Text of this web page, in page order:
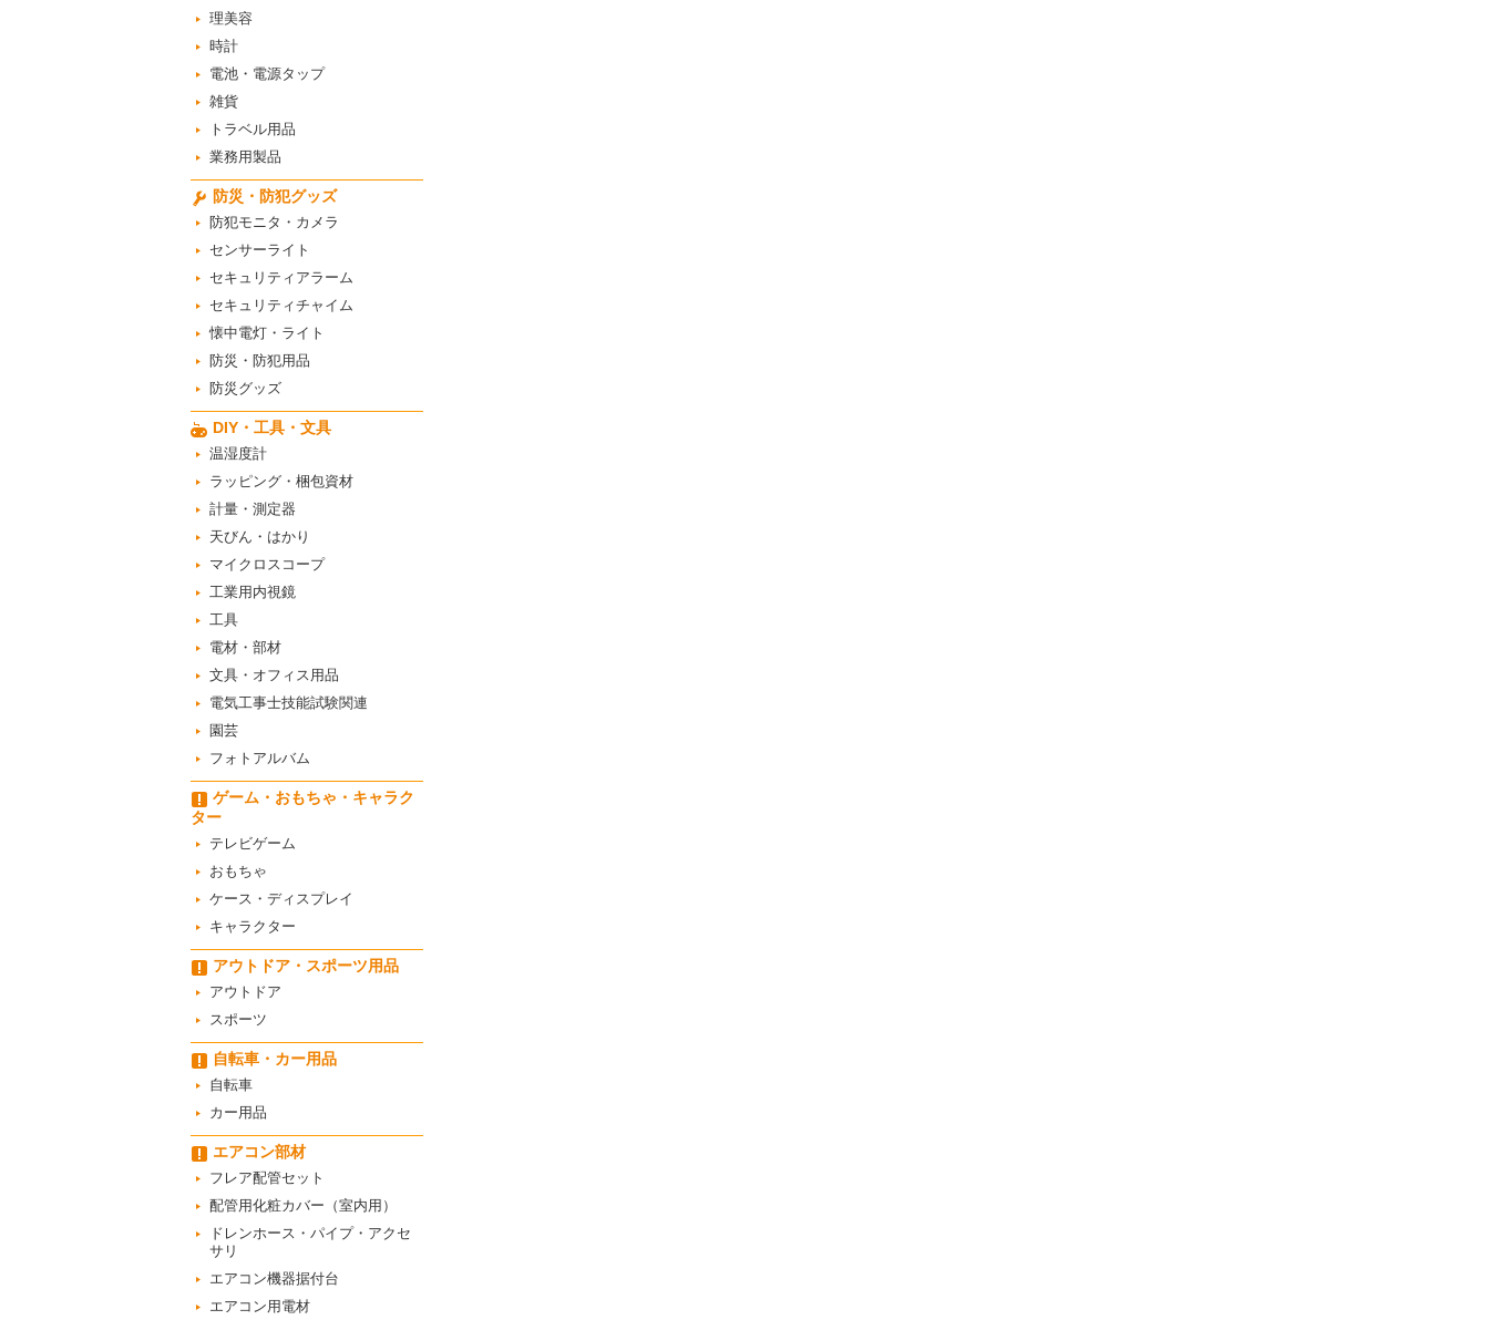
理美容
時計
電池・電源タップ
雑貨
トラベル用品
業務用製品
防災・防犯グッズ
防犯モニタ・カメラ
センサーライト
セキュリティアラーム
セキュリティチャイム
懐中電灯・ライト
防災・防犯用品
防災グッズ
DIY・工具・文具
温湿度計
ラッピング・梱包資材
計量・測定器
天びん・はかり
マイクロスコープ
工業用内視鏡
工具
電材・部材
文具・オフィス用品
電気工事士技能試験関連
園芸
フォトアルバム
ゲーム・おもちゃ・キャラク
ター
テレビゲーム
おもちゃ
ケース・ディスプレイ
キャラクター
アウトドア・スポーツ用品
アウトドア
スポーツ
自転車・カー用品
自転車
カー用品
エアコン部材
フレア配管セット
配管用化粧カバー（室内用）
ドレンホース・パイプ・アクセ
サリ
エアコン機器据付台
エアコン用電材